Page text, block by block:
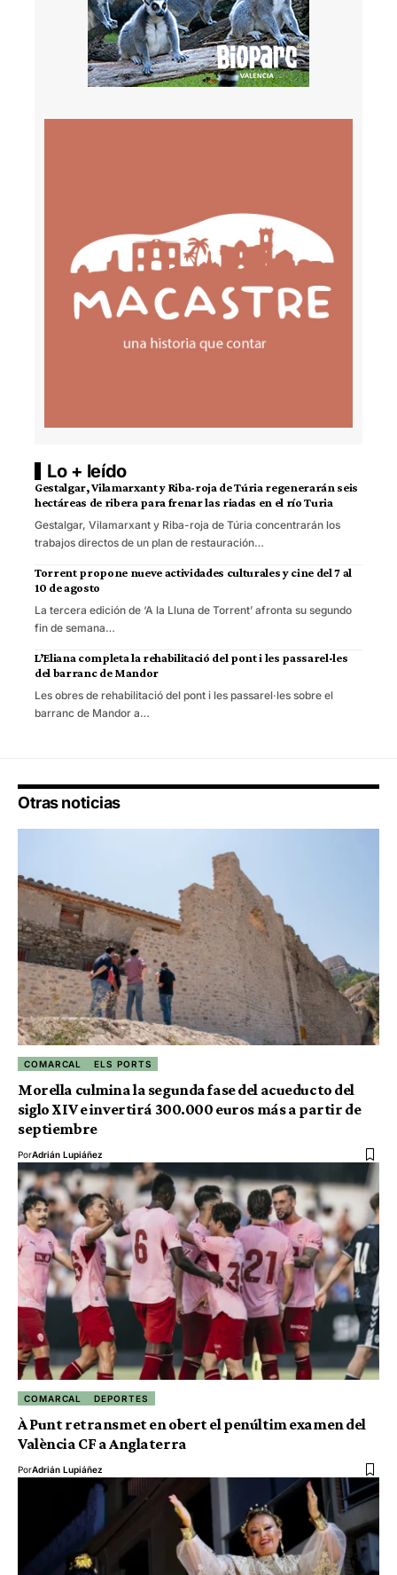
Lo + leído
Gestalgar, Vilamarxant y Riba-roja de Túria regenerarán seis
hectáreas de ribera para frenar las riadas en el río Turia
Gestalgar, Vilamarxant y Riba-roja de Túria concentrarán los
trabajos directos de un plan de restauración…
Torrent propone nueve actividades culturales y cine del 7 al
10 de agosto
La tercera edición de ‘A la Lluna de Torrent’ afronta su segundo
fin de semana…
L’Eliana completa la rehabilitació del pont i les passarel·les
del barranc de Mandor
Les obres de rehabilitació del pont i les passarel·les sobre el
barranc de Mandor a…
Otras noticias
COMARCAL ELS PORTS
Morella culmina la segunda fase del acueducto del
siglo XIV e invertirá 300.000 euros más a partir de
septiembre
PorAdrián Lupiáñez
COMARCAL DEPORTES
À Punt retransmet en obert el penúltim examen del
València CF a Anglaterra
PorAdrián Lupiáñez